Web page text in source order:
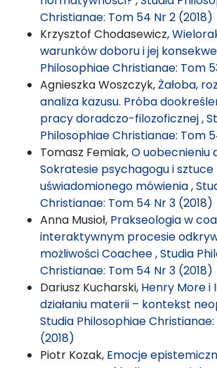
Christianae: Tom 54 Nr 2 (2018)
Krzysztof Chodasewicz,
warunków doboru i jej
Philosophiae Christianae: Tom
Agnieszka Woszczyk,Żałoba,
analiza kazusu. Próba
pracy doradczo-filozoficznej,
Philosophiae Christianae: Tom
Tomasz Femiak,O uobecnieniu
Sokratesie psychagogu i sztuce
uświadomionego mówienia,
Christianae: Tom 54 Nr 3 (2018)
Anna Musioł, Prakseologia w
interaktywnym procesie
możliwości Coachee,Studia
Christianae: Tom 54 Nr 3 (2018)
Dariusz Kucharski, Henry More i
działaniu materii – kontekst
Studia Philosophiae
(2018)
Piotr Kozak, Emocje